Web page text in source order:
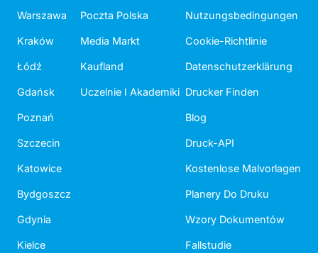
Warszawa
Kraków
Łódź
Gdańsk
Poznań
Szczecin
Katowice
Bydgoszcz
Gdynia
Kielce
Poczta Polska
Media Markt
Kaufland
Uczelnie I Akademiki
Nutzungsbedingungen
Cookie-Richtlinie
Datenschutzerklärung
Drucker Finden
Blog
Druck-API
Kostenlose Malvorlagen
Planery Do Druku
Wzory Dokumentów
Fallstudie